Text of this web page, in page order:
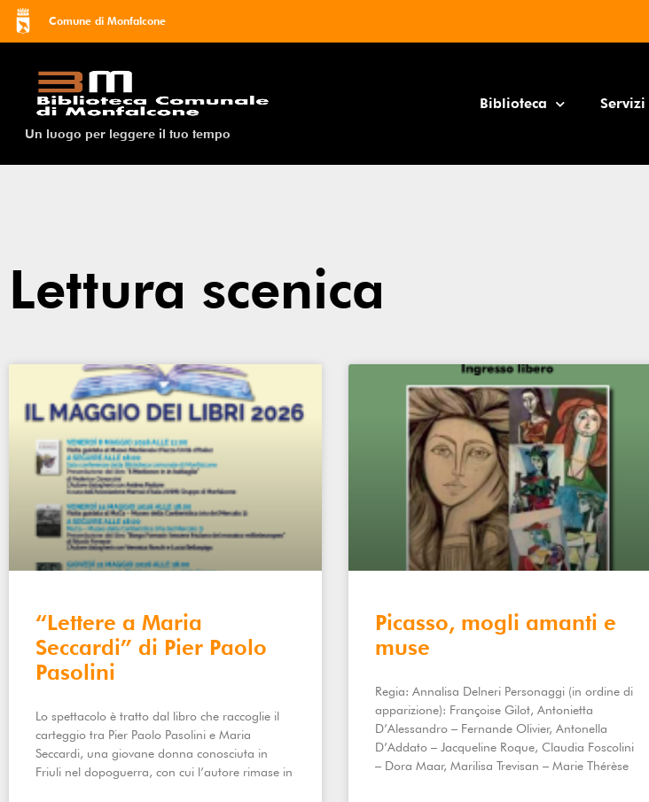
Comune di Monfalcone
Un luogo per leggere il tuo tempo
Biblioteca Servizi
Lettura scenica
“Lettere a Maria
Seccardi” di Pier Paolo
Pasolini
Lo spettacolo è tratto dal libro che raccoglie il
carteggio tra Pier Paolo Pasolini e Maria
Seccardi, una giovane donna conosciuta in
Friuli nel dopoguerra, con cui l’autore rimase in
Picasso, mogli amanti e
muse
Regia: Annalisa Delneri Personaggi (in ordine di
apparizione): Françoise Gilot, Antonietta
D’Alessandro – Fernande Olivier, Antonella
D’Addato – Jacqueline Roque, Claudia Foscolini
– Dora Maar, Marilisa Trevisan – Marie Thérèse